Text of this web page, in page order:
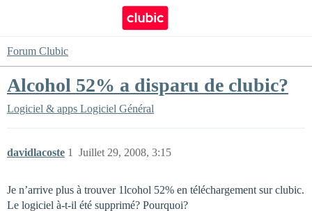
Forum Clubic
Alcohol 52% a disparu de clubic?
Logiciel & apps Logiciel Général
davidlacoste Juillet 29, 2008, 3:15
1
Je n’arrive plus à trouver 1lcohol 52% en téléchargement sur clubic.
Le logiciel à-t-il été supprimé? Pourquoi?